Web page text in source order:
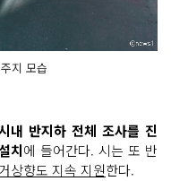
지 모습
내 반지하 전체 조사를 진
치에 들어간다. 시는 또 반
상향도 지속 지원한다.